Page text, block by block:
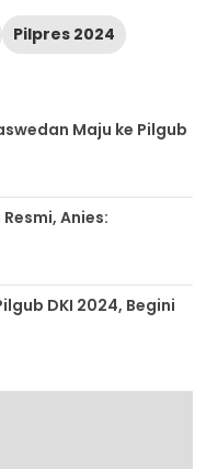
Pilpres 2024
Maju ke Pilgub
Anies:
DKI 2024, Begini